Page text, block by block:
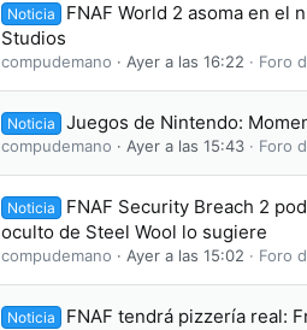
Noticia
FNAF World 2 asoma en el
Studios
compudemano Ayer a las 16:22 Foro
Noticia Juegos de Nintendo:
compudemano Ayer a las 15:43 Foro
Noticia
FNAF Security Breach 2
oculto de Steel Wool lo sugiere
compudemano Ayer a las 15:02 Foro
Noticia
FNAF tendrá pizzería real: